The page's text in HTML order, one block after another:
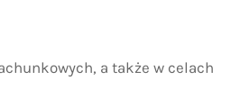
a także w celach